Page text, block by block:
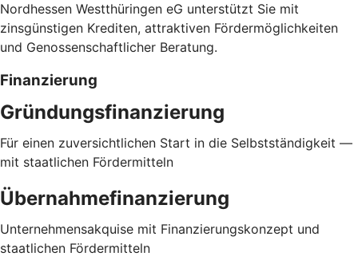
Nordhessen Westthüringen eG unterstützt Sie mit
zinsgünstigen Krediten, attraktiven Fördermöglichkeiten
und Genossenschaftlicher Beratung.
Finanzierung
Gründungsfinanzierung
Für einen zuversichtlichen Start in die Selbstständigkeit —
mit staatlichen Fördermitteln
Übernahmefinanzierung
Unternehmensakquise mit Finanzierungskonzept und
staatlichen Fördermitteln